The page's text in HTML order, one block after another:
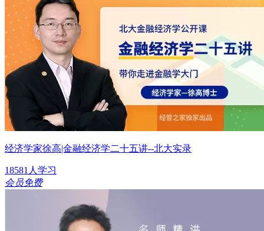
经济学家徐高|金融经济学二十五讲--北大实录
18581人学习
会员免费